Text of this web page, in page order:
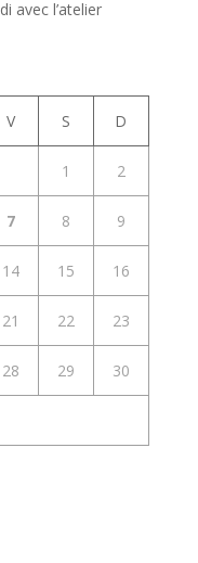
avec l’atelier
V S D
1 2
7 8 9
14 15 16
21 22 23
28 29 30